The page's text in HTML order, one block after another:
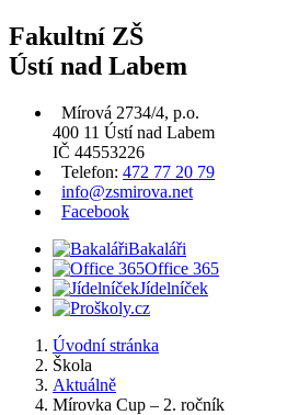
Fakultní ZŠ
Ústí nad Labem
Mírová 2734/4, p.o.
400 11 Ústí nad Labem
IČ 44553226
Telefon: 472 77 20 79
info@zsmirova.net
Facebook
Bakaláři
Office 365
Jídelníček
Úvodní stránka
Škola
Aktuálně
Mírovka Cup – 2. ročník